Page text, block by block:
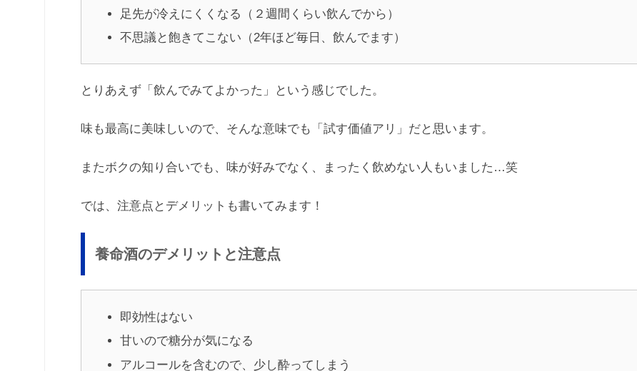
足先が冷えにくくなる（２週間くらい飲んでから）
不思議と飽きてこない（2年ほど毎日、飲んでます）
とりあえず「飲んでみてよかった」という感じでした。
味も最高に美味しいので、そんな意味でも「試す価値アリ」だと思います。
またボクの知り合いでも、味が好みでなく、まったく飲めない人もいました…笑
では、注意点とデメリットも書いてみます！
養命酒のデメリットと注意点
即効性はない
甘いので糖分が気になる
アルコールを含むので、少し酔ってしまう